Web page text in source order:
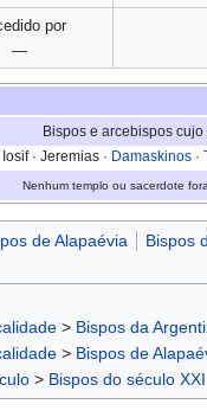
por
—
Bispos e arcebispos
Iosif · Jeremias · Damaskinos·
Nenhum templo ou sacerdote
de Alapaévia Bispos
> Bispos da
> Bispos de
> Bispos do século XXI